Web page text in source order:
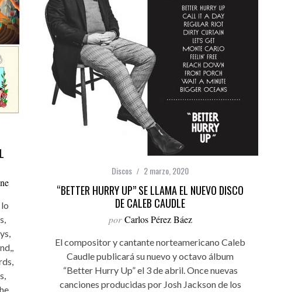
Discos 2 marzo, 2020
“BETTER HURRY UP” SE LLAMA EL NUEVO DISCO
DE CALEB CAUDLE
por Carlos Pérez Báez
El compositor y cantante norteamericano Caleb
Caudle publicará su nuevo y octavo álbum
“Better Hurry Up” el 3 de abril. Once nuevas
canciones producidas por Josh Jackson de los